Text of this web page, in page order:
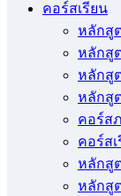
คอร์สเรียน
หลักสู
หลักสู
หลักสู
หลักสูต
คอร์ส
คอร์ส
หลักสู
หลักสู